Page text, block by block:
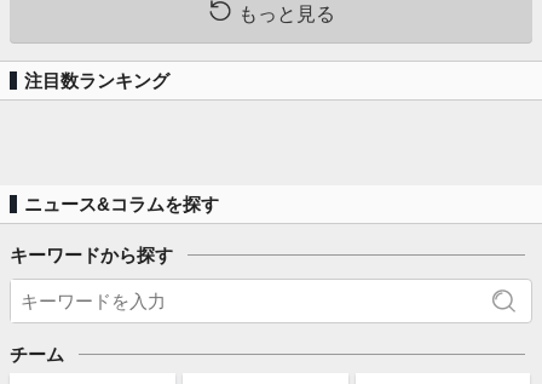
もっと見る
注目数ランキング
ニュース&コラムを探す
キーワードから探す
チーム